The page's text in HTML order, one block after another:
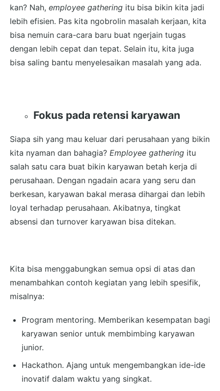
kan? Nah, employee gathering itu bisa bikin kita jadi
lebih efisien. Pas kita ngobrolin masalah kerjaan, kita
bisa nemuin cara-cara baru buat ngerjain tugas
dengan lebih cepat dan tepat. Selain itu, kita juga
bisa saling bantu menyelesaikan masalah yang ada.
Fokus pada retensi karyawan
Siapa sih yang mau keluar dari perusahaan yang bikin
kita nyaman dan bahagia? Employee gathering itu
salah satu cara buat bikin karyawan betah kerja di
perusahaan. Dengan ngadain acara yang seru dan
berkesan, karyawan bakal merasa dihargai dan lebih
loyal terhadap perusahaan. Akibatnya, tingkat
absensi dan turnover karyawan bisa ditekan.
Kita bisa menggabungkan semua opsi di atas dan
menambahkan contoh kegiatan yang lebih spesifik,
misalnya:
Program mentoring. Memberikan kesempatan bagi
karyawan senior untuk membimbing karyawan
junior.
Hackathon. Ajang untuk mengembangkan ide-ide
inovatif dalam waktu yang singkat.